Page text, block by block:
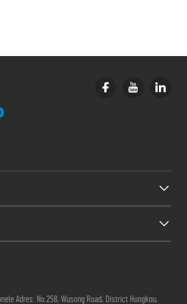
Adres: No.258, Wusong Road, District Hongkou,